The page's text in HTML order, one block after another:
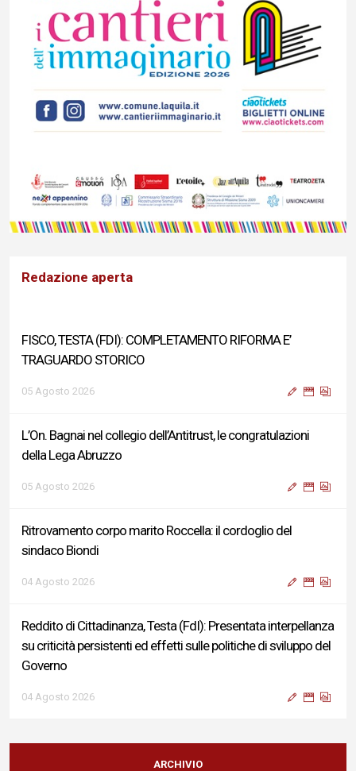
Redazione aperta
FISCO, TESTA (FDI): COMPLETAMENTO RIFORMA E’
TRAGUARDO STORICO
05 Agosto 2026
L’On. Bagnai nel collegio dell’Antitrust, le congratulazioni
della Lega Abruzzo
05 Agosto 2026
Ritrovamento corpo marito Roccella: il cordoglio del
sindaco Biondi
04 Agosto 2026
Reddito di Cittadinanza, Testa (FdI): Presentata interpellanza
su criticità persistenti ed effetti sulle politiche di sviluppo del
Governo
04 Agosto 2026
Sigismondi, Liris e Testa: “Profondo cordoglio e vicinanza al
Ministro Roccella e alla sua famiglia”
ARCHIVIO